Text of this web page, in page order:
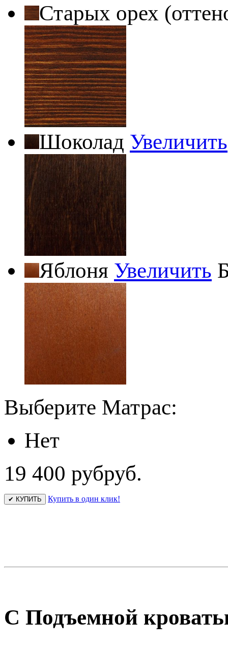
Старых орех
Шоколад Увеличить
Яблоня Увеличить
Выберите Матрас:
Нет
19 400 рубруб.
✔ КУПИТЬ Купить в один клик!
С Подъемной